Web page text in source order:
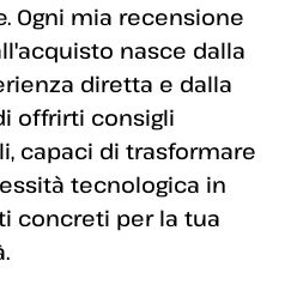
Ogni mia recensione
nasce dalla
diretta e dalla
offrirti consigli
capaci di trasformare
tecnologica in
concreti per la tua